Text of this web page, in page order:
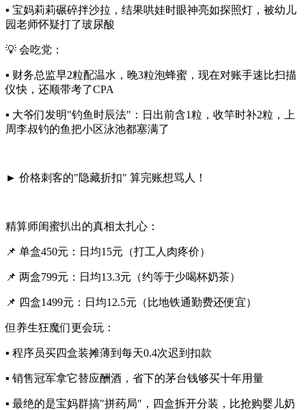
▪ 宝妈莉莉碾碎拌沙拉，结果哄娃时眼神亮如探照灯，被幼儿
园老师怀疑打了玻尿酸
💡 ‌会吃党‌：
▪ 财务总监早2粒配温水，晚3粒泡蜂蜜，现在对账手速比扫描
仪快，还顺带考了CPA
▪ 大爷们发明"钓鱼时辰法"：日出前含1粒，收竿时补2粒，上
周李叔钓的鱼把小区泳池都塞满了
► ‌价格刺客的"隐藏折扣" 算完账想骂人！‌
精算师闺蜜扒出的真相太扎心：
📌 ‌单盒450元‌：日均15元（打工人肉疼价）
📌 ‌两盒799元‌：日均13.3元（约等于少喝杯奶茶）
📌 ‌四盒1499元‌：日均12.5元（比地铁通勤费还便宜）
但养生狂魔们更会玩：
▪ 程序员买四盒装摊薄到每天0.4次迟到扣款
▪ 销售冠军拿它替应酬酒，省下的茅台钱够买十年用量
▪ 最绝的是宝妈群搞"拼药局"，四盒拆开分装，比抢购婴儿奶